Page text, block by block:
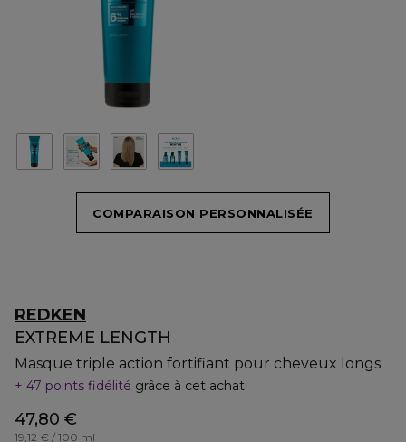
COMPARAISON PERSONNALISÉE
REDKEN
EXTREME LENGTH
Masque triple action fortifiant pour cheveux longs
47 points fidélité grâce à cet achat
47,80 €
19,12 € / 100 ml